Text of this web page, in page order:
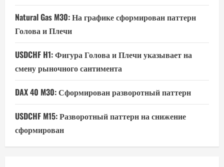
Natural Gas M30: На графике сформирован паттерн
Голова и Плечи
USDCHF H1: Фигура Голова и Плечи указывает на
смену рыночного сантимента
DAX 40 M30: Сформирован разворотный паттерн
USDCHF M15: Разворотный паттерн на снижение
сформирован